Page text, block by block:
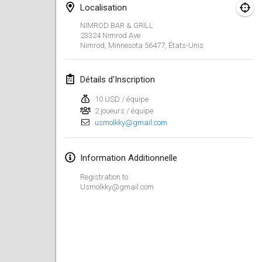
Localisation
NIMROD BAR & GRILL
23324 Nimrod Ave
Nimrod, Minnesota 56477, États-Unis
Détails d'Inscription
10 USD / équipe
2 joueurs / équipe
usmolkky@gmail.com
Information Additionnelle
Registration to
Usmolkky@gmail.com
Tournoi d'Hiver
25 janv. 2020|France
25 janv. 2020|France
février 2020
1 févr. 2020|Belgique
Möl'Krêpes